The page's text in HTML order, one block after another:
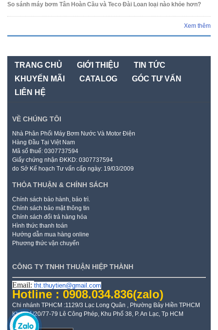
So sánh máy bơm Tân Hoàn Cầu và Teco Đài Loan loại nào khỏe hơn?
Xem thêm
TRANG CHỦ GIỚI THIỆU
TIN TỨC
KHUYẾN MÃI
CATALOG
GÓC TƯ VẤN
LIÊN HỆ
VỀ CHÚNG TÔI
Nhà Phân Phối Máy Bơm Nước Và Motor Điện
Hàng Đầu Tại Việt Nam
Mã số thuế: 0307737594
Giấy chứng nhận ĐKKD: 0307737594
do Sở Kế hoạch Tư vấn cấp ngày: 19/03/2009
THỎA THUẬN & CHÍNH SÁCH
Chính sách bảo hành, bảo trì.
Chính sách bảo mật thông tin
Chính sách đổi trả hàng hóa
Hình thức thanh toán
Hướng dẫn mua hàng online
Phương thức vận chuyển
CÔNG TY TNHH THUẬN HIỆP THÀNH
Email: tht.thuytien@gmail.com
Hotline : 0908.034.836(zalo)
Chi nhánh TPHCM :1129/3 Lạc Long Quân , Phường Bảy Hiền TPHCM
Kho: 21/20/77-79 Lê Công Phép, Khu Phố 38, P. An Lạc, Tp HCM